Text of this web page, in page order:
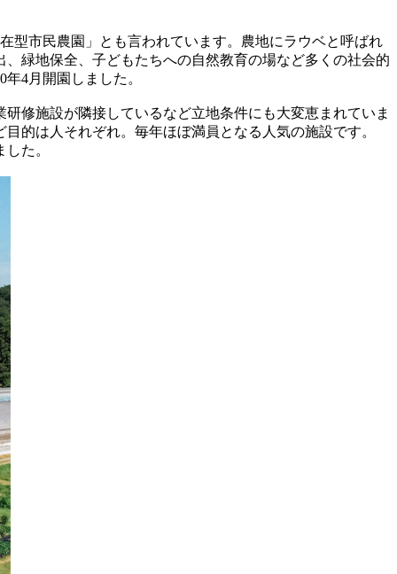
型市民農園」とも言われています。農地にラウベと呼ばれ
緑地保全、子どもたちへの自然教育の場など多くの社会的
4月開園しました。
修施設が隣接しているなど立地条件にも大変恵まれていま
的は人それぞれ。毎年ほぼ満員となる人気の施設です。
た。